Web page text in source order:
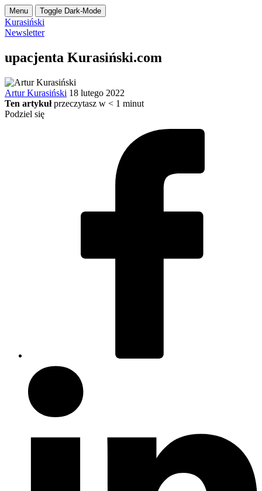
Menu Toggle Dark-Mode
Kurasiński
Newsletter
upacjenta Kurasiński.com
Artur Kurasiński 18 lutego 2022
Ten artykuł przeczytasz w < 1 minut
Podziel się